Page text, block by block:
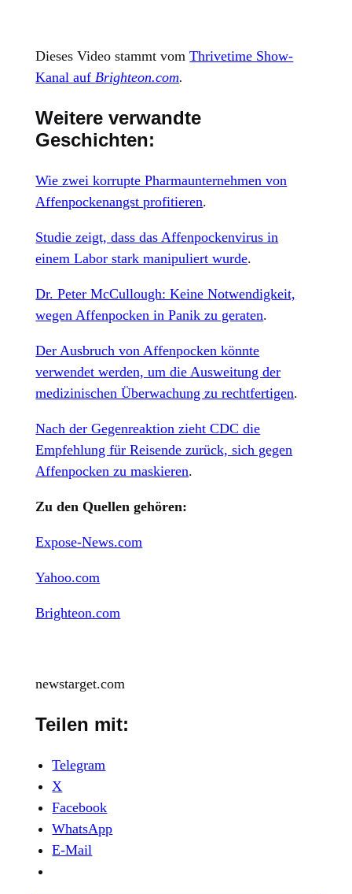
Dieses Video stammt vomThrivetime Show-
Kanal aufBrighteon.com.
Weitere verwandte
Geschichten:
Wie zwei korrupte Pharmaunternehmen von
Affenpockenangst profitieren.
Studie zeigt, dass das Affenpockenvirus in
einem Labor stark manipuliert wurde.
Dr. Peter McCullough: Keine Notwendigkeit,
wegen Affenpocken in Panik zu geraten.
Der Ausbruch von Affenpocken könnte
verwendet werden, um die Ausweitung der
medizinischen Überwachung zu rechtfertigen.
Nach der Gegenreaktion zieht CDC die
Empfehlung für Reisende zurück, sich gegen
Affenpocken zu maskieren.
Zu den Quellen gehören:
Expose-News.com
Yahoo.com
Brighteon.com
newstarget.com
Teilen mit:
Telegram
X
Facebook
WhatsApp
E-Mail